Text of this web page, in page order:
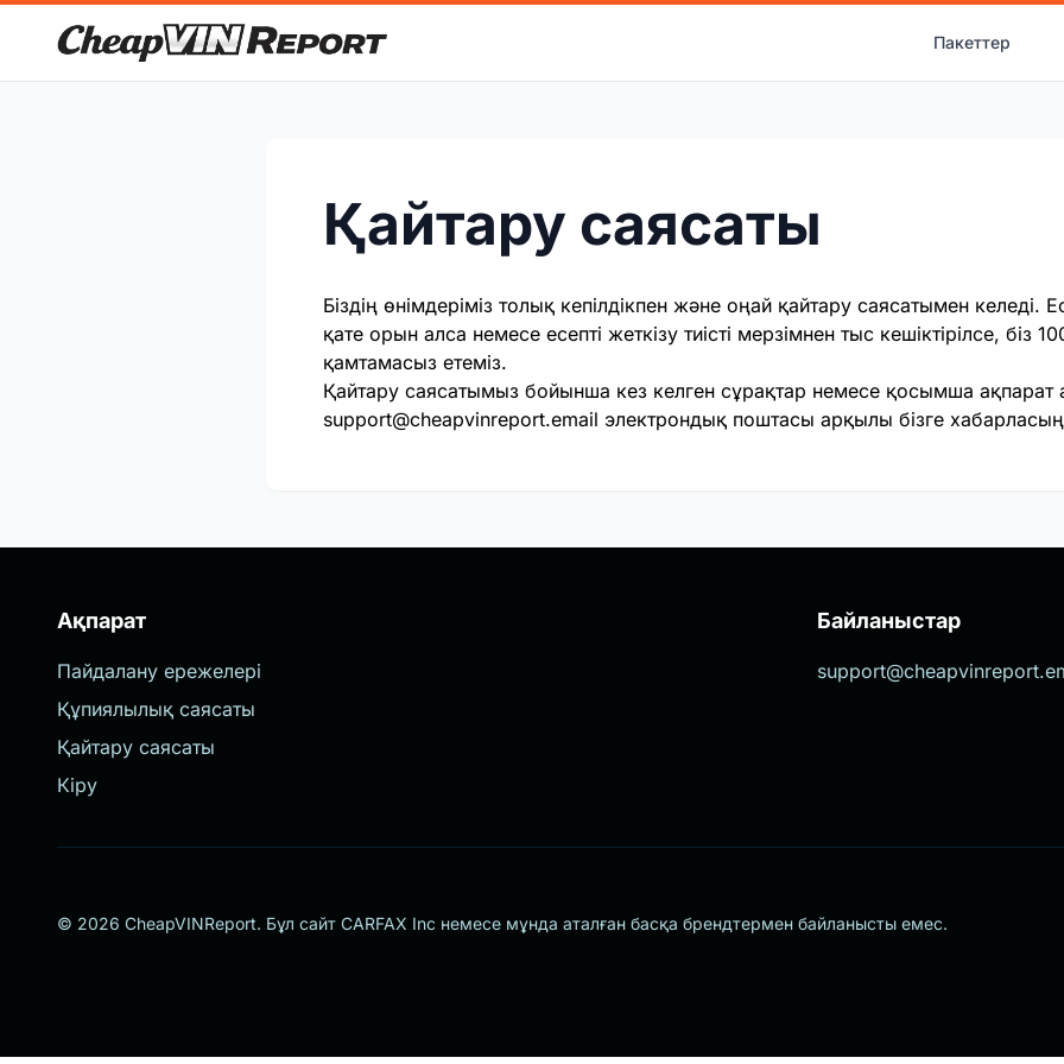
Пакеттер
Қайтару саясаты
Біздің өнімдеріміз толық кепілдікпен және оңай қайтару саясатымен келеді.
қате орын алса немесе есепті жеткізу тиісті мерзімнен тыс кешіктірілсе, біз
қамтамасыз етеміз.
Қайтару саясатымыз бойынша кез келген сұрақтар немесе қосымша ақпарат
support@cheapvinreport.email электрондық поштасы арқылы бізге
Ақпарат
Пайдалану ережелері
Құпиялылық саясаты
Қайтару саясаты
Кіру
Байланыстар
© 2026 CheapVINReport. Бұл сайт CARFAX Inc немесе мұнда аталған басқа брендтермен байланысты емес.